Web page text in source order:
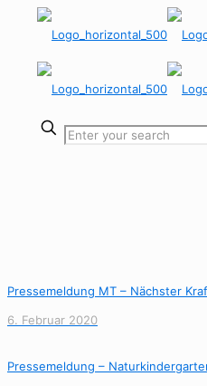
Pressemeldung MT – Nächster
6. Februar 2020
Pressemeldung –